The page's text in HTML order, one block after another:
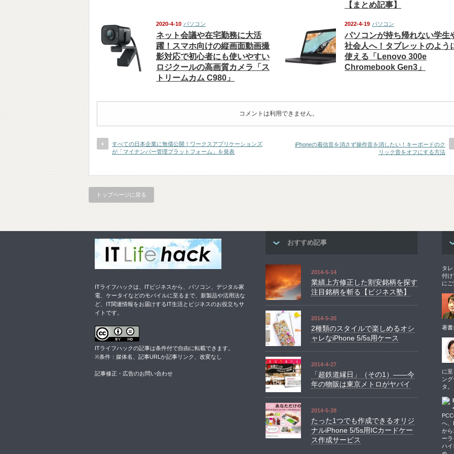
【まとめ記事】
2020-4-10 パソコン
ネット会議や在宅勤務に大活
躍！スマホ向けの縦画面動画撮
影対応で初心者にも使いやすい
ロジクールの高画質カメラ「ス
トリームカム C980」
2022-4-19 パソコン
パソコンが持ち帰れない学生
社会人へ！タブレットのよう
使える「Lenovo 300e
Chromebook Gen3」
コメントは利用できません。
すべての日本企業に無償公開！ワークスアプリケーションズ
が「マイナンバー管理プラットフォーム」を発表
iPhoneの着信音を消さず操作音を消したい！キーボードのク
リック音をオフにする方法
トップページに戻る
おすすめ記事
2014-5-14
業績上方修正した割安銘柄を探す
注目銘柄を斬る【ビジネス塾】
2014-5-20
2種類のスタイルで楽しめるオシ
ャレなiPhone 5/5s用ケース
2014-4-27
「超鉄道縁日」（その1）――今
年の物販は東京メトロがヤバイ
2014-5-28
たった1つでも作成できるオリジ
ナルiPhone 5/5s用ICカードケー
ス作成サービス
タ
付け
に
著書
に
ン
タ。
へ、
から
ー
ハイ
ITライフハックは、ITビジネスから、パソコン、デジタル家
電、ケータイなどのモバイルに至るまで、新製品や活用法な
ど、IT関連情報をお届けするIT生活とビジネスのお役立ちサ
イトです。
ITライフハックの記事は条件付で自由に転載できます。
※条件：媒体名、記事URLか記事リンク、改変なし
記事修正・広告のお問い合わせ